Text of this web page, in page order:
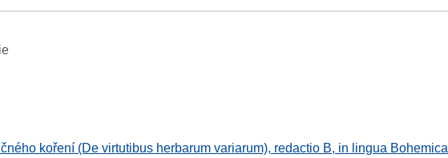
koření (De virtutibus herbarum variarum), redactio B, in lingua Bohemica